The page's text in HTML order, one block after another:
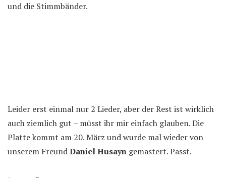
und die Stimmbänder.
Leider erst einmal nur 2 Lieder, aber der Rest ist wirklich
auch ziemlich gut – müsst ihr mir einfach glauben. Die
Platte kommt am 20. März und wurde mal wieder von
unserem FreundDaniel Husayn gemastert. Passt.